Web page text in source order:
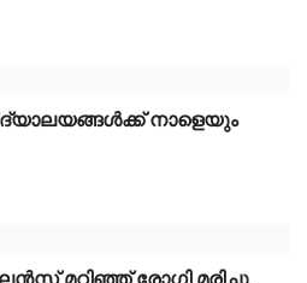
നാളെയും
മറിഞ്ഞ് രോഗി മരിച്ചു